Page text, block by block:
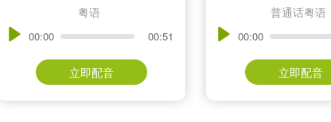
粤语
00:00 00:51
立即配音
普通话粤语
00:00
立即配音